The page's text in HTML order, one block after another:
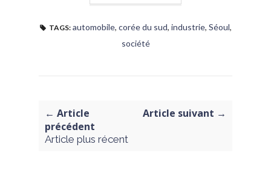
TAGS: automobile, corée du sud, industrie, Séoul,
société
← Article
précédent
Article plus récent
Article suivant →